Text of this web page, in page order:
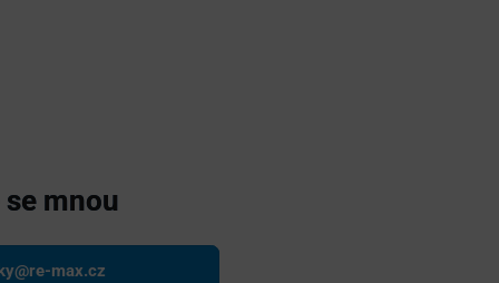
mnou
max.cz